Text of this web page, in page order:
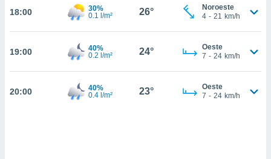
nuestros
nos
análisis
perfil
18:00
30%
0.1 l/m²
26°
Noroeste
4 - 21 km/h
19:00
40%
0.2 l/m²
24°
Oeste
7 - 24 km/h
20:00
40%
0.4 l/m²
23°
Oeste
7 - 24 km/h